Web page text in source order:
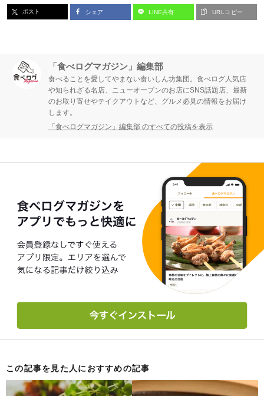
ジ ジ ジ
ポスト シェア LINE共有 URLコピー
「食べログマガジン」編集部
食べることを愛してやまない食いしん坊集団。食べログ人気店
や知られざる名店、ニューオープンのお店にSNS話題店、最新
のお取り寄せやテイクアウトなど、グルメ必見の情報をお届け
します。
「食べログマガジン」編集部 のすべての投稿を表示
この記事を見た人におすすめの記事